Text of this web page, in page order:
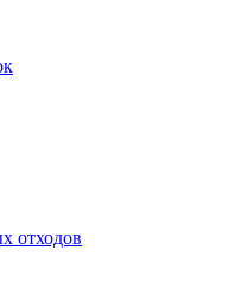
отходов